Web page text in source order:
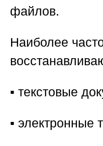
файлов.
Наиболее
▪️ текстовые
▪️ электронные